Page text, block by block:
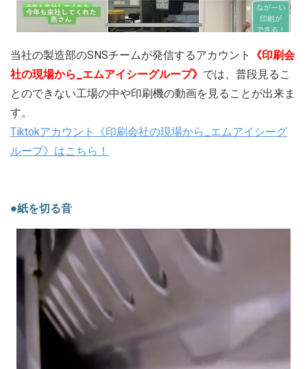
当社の製造部のSNSチームが発信するアカウント
《印刷会
社の現場から_エムアイシーグループ》 では、普段見るこ
とのできない工場の中や印刷機の動画を見ることが出来ま
す。
Tiktokアカウント《印刷会社の現場から_エムアイシーグ
ループ》はこちら！
●紙を切る音